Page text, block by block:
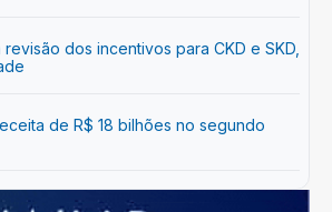
dos incentivos para CKD e SKD,
de R$ 18 bilhões no segundo